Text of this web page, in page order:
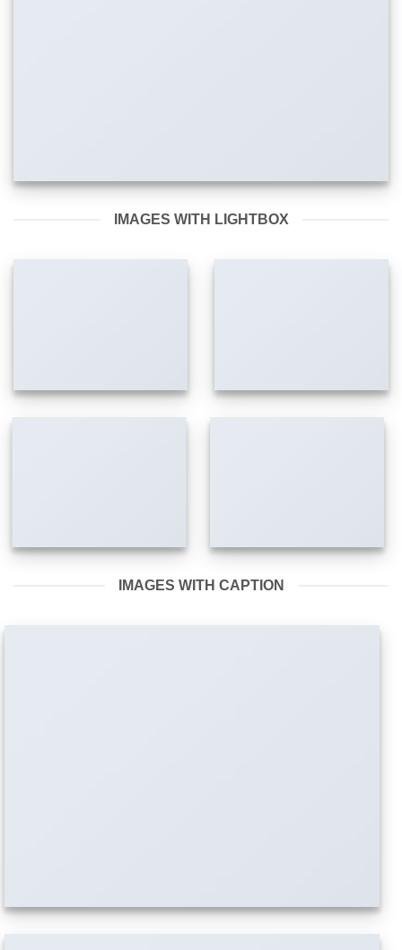
IMAGES WITH LIGHTBOX
IMAGES WITH CAPTION